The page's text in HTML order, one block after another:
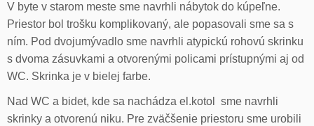
V byte v starom meste sme navrhli nábytok do kúpeľne.
Priestor bol trošku komplikovaný, ale popasovali sme sa s
ním. Pod dvojumývadlo sme navrhli atypickú rohovú skrinku
s dvoma zásuvkami a otvorenými policami prístupnými aj od
WC. Skrinka je v bielej farbe.
Nad WC a bidet, kde sa nachádza el.kotol sme navrhli
skrinky a otvorenú niku. Pre zväčšenie priestoru sme urobili